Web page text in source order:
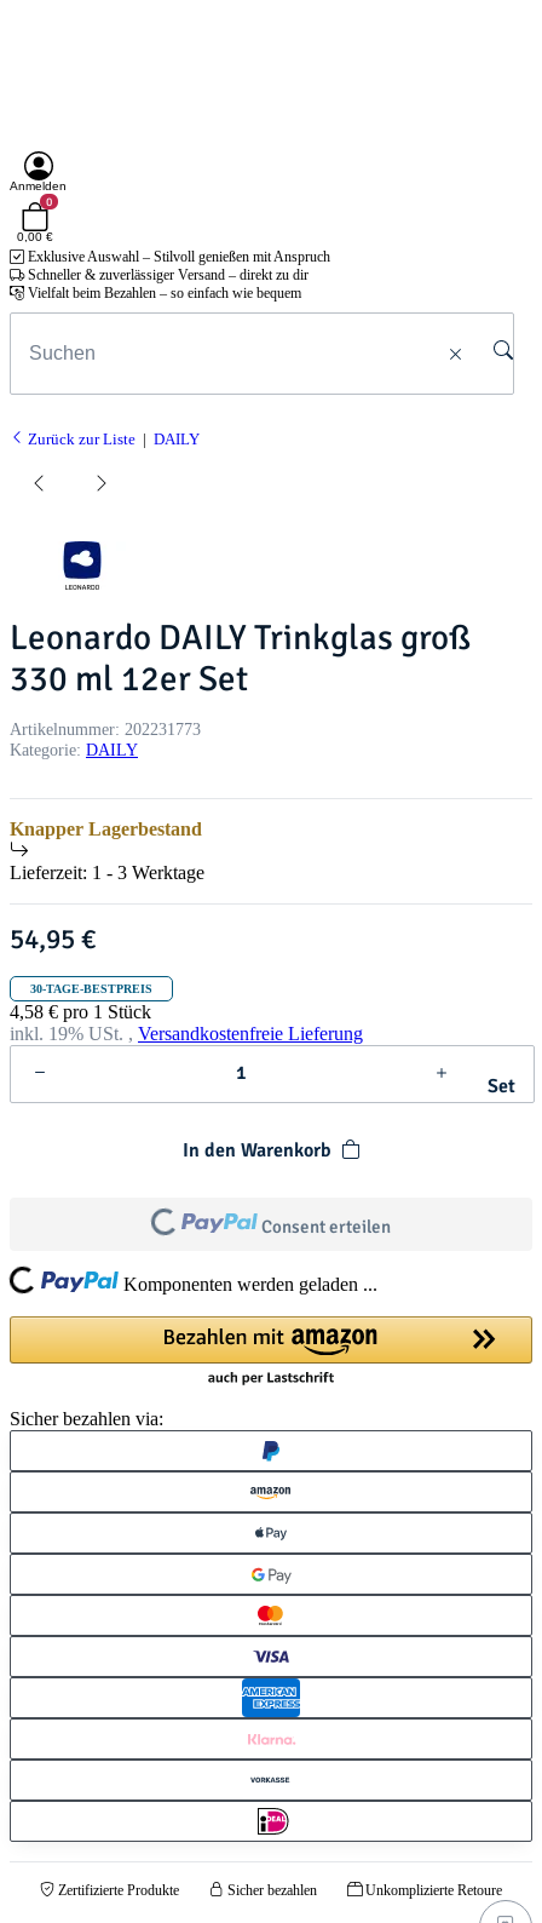
Anmelden
0
0,00 €
Exklusive Auswahl – Stilvoll genießen mit Anspruch
Schneller & zuverlässiger Versand – direkt zu dir
Vielfalt beim Bezahlen – so einfach wie bequem
Zurück zur Liste DAILY
Leonardo DAILY Trinkglas groß
330 ml 12er Set
Artikelnummer: 202231773
Kategorie: DAILY
Knapper Lagerbestand
Lieferzeit: 1 - 3 Werktage
54,95 €
30-TAGE-BESTPREIS
4,58 € pro 1 Stück
inkl. 19% USt. , Versandkostenfreie Lieferung
Set
In den Warenkorb
Loading... Consent erteilen
Loading... Komponenten werden geladen ...
Sicher bezahlen via:
Zertifizierte Produkte Sicher bezahlen Unkomplizierte Retoure